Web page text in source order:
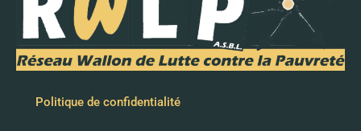
Politique de confidentialité